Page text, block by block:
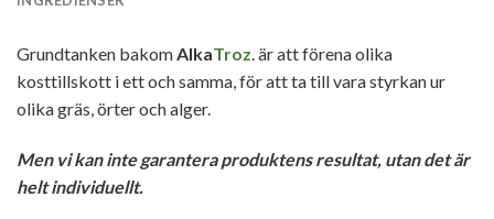
Grundtanken bakomAlkaTroz.är att förena olika
kosttillskott i ett och samma, för att ta till vara styrkan ur
olika gräs, örter och alger.
Men vi kan inte garantera produktens resultat, utan det är
helt individuellt.